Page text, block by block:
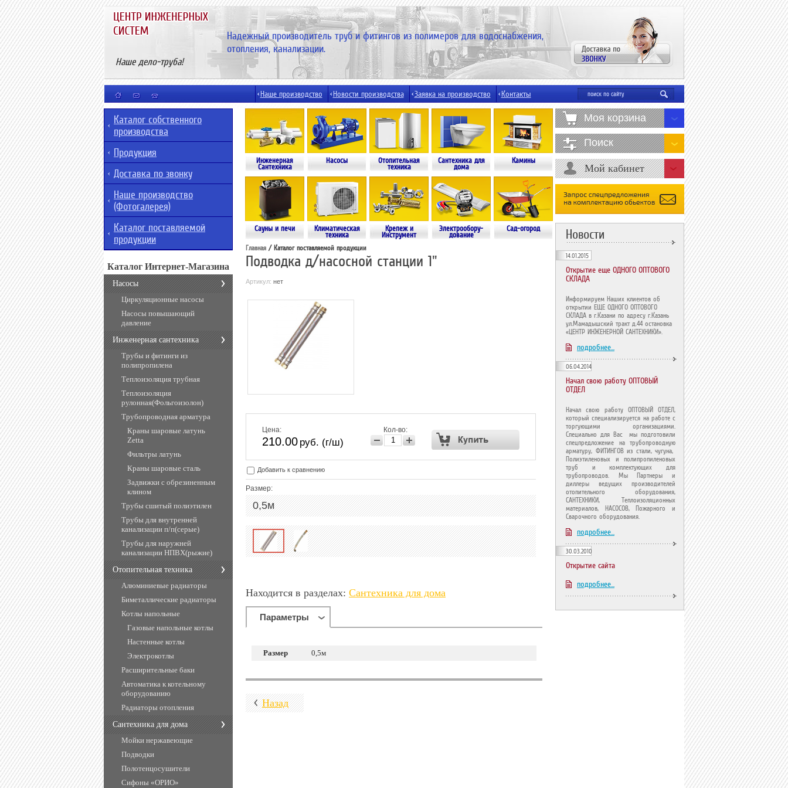
Наше дело-труба!
Надежный производитель труб и фитингов из полимеров для водоснабжения,
отопления, канализации.
Наше производство Новости производства Заявка на производство Контакты
Инженерная
Сантехника
Насосы Отопительная
техника
Сантехника для
дома
Камины
Сауны и печи Климатическая
техника
Крепеж и
Инструмент
Электрообору-
дование
Сад-огород
Главная / Каталог поставляемой продукции
Подводка д/насосной станции 1"
Артикул: нет
Цена:
210.00 руб. (г/ш)
Кол-во:
Добавить к сравнению
Размер:
0,5м
Находится в разделах: Сантехника для дома
Параметры
Размер 0,5м
Назад
Каталог собственного
производства
Продукция
Доставка по звонку
Наше производство
(Фотогалерея)
Каталог поставляемой
продукции
Каталог Интернет-Магазина
Насосы
Циркуляционные насосы
Насосы повышающий
давление
Инженерная сантехника
Трубы и фитинги из
полипропилена
Теплоизоляция трубная
Теплоизоляция
рулонная(Фольгоизолон)
Трубопроводная арматура
Краны шаровые латунь
Zetta
Фильтры латунь
Краны шаровые сталь
Задвижки с обрезиненным
клином
Трубы сшитый полиэтилен
Трубы для внутренней
канализации п/п(серые)
Трубы для наружней
канализации НПВХ(рыжие)
Отопительная техника
Алюминиевые радиаторы
Биметаллические радиаторы
Котлы напольные
Газовые напольные котлы
Настенные котлы
Электрокотлы
Расширительные баки
Автоматика к котельному
оборудованию
Радиаторы отопления
Сантехника для дома
Мойки нержавеющие
Подводки
Полотенцосушители
Сифоны «ОРИО»
Моя корзина
Поиск
Мой кабинет
Новости
14.01.2015
Открытие еще ОДНОГО ОПТОВОГО
СКЛАДА
Информируем Наших клиентов об
открытии ЕЩЕ ОДНОГО ОПТОВОГО
СКЛАДА в г.Казани по адресу г.Казань
ул.Мамадышский тракт д.44 остановка
«ЦЕНТР ИНЖЕНЕРНОЙ САНТЕХНИКИ».
подробнее...
06.04.2014
Начал свою работу ОПТОВЫЙ
ОТДЕЛ
Начал свою работу ОПТОВЫЙ ОТДЕЛ,
который специализируется на работе с
торгующими организациями.
Специально для Вас мы подготовили
спецпредложение на трубопроводную
арматуру, ФИТИНГОВ из стали, чугуна,
Полиэтиленовых и полипропиленовых
труб и комплектующих для
трубопроводов. Мы Партнеры и
диллеры ведущих производителей
отопительного оборудования,
САНТЕХНИКИ, Теплоизоляционных
материалов, НАСОСОВ, Пожарного и
Сварочного оборудования.
подробнее...
30.03.2010
Открытие сайта
подробнее...